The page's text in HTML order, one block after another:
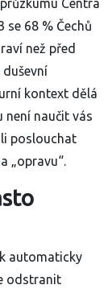
Centra
se 68 % Čechů
než před
kontext dělá
není naučit vás
poslouchat
„opravu“.
automaticky
odstranit